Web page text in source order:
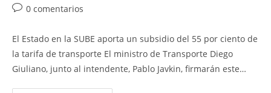
0 comentarios
El Estado en la SUBE aporta un subsidio del 55 por ciento de
la tarifa de transporte El ministro de Transporte Diego
Giuliano, junto al intendente, Pablo Javkin, firmarán este…